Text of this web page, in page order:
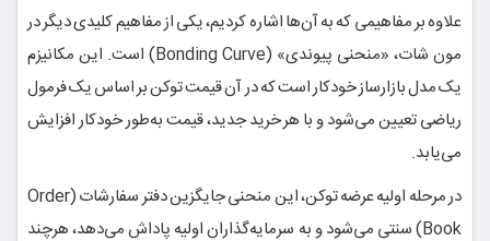
علاوه بر مفاهیمی که به آن‌ها اشاره کردیم، یکی از مفاهیم کلیدی دیگر در
مون شات، «منحنی پیوندی» (Bonding Curve) است. این مکانیزم
یک مدل بازارساز خودکار است که در آن قیمت توکن بر اساس یک فرمول
ریاضی تعیین می‌شود و با هر خرید جدید، قیمت به‌طور خودکار افزایش
می‌یابد.
در مرحله اولیه عرضه توکن، این منحنی جایگزین دفتر سفارشات (Order
Book) سنتی می‌شود و به سرمایه‌گذاران اولیه پاداش می‌دهد، هرچند